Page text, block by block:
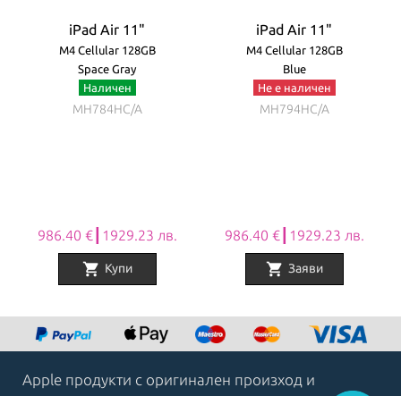
iPad Air 11"
M4 Cellular 128GB
Space Gray
Наличен
MH784HC/A
986.40 €┃1929.23 лв.
shopping_cart Купи
iPad Air 11"
M4 Cellular 128GB
Blue
Не е наличен
MH794HC/A
986.40 €┃1929.23 лв.
shopping_cart Заяви
8
Apple продукти с оригинален произход и